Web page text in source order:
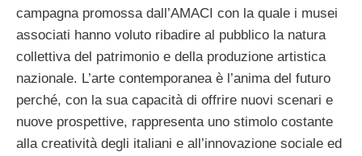
campagna promossa dall’AMACI con la quale i musei
associati hanno voluto ribadire al pubblico la natura
collettiva del patrimonio e della produzione artistica
nazionale. L’arte contemporanea è l’anima del futuro
perché, con la sua capacità di offrire nuovi scenari e
nuove prospettive, rappresenta uno stimolo costante
alla creatività degli italiani e all’innovazione sociale ed